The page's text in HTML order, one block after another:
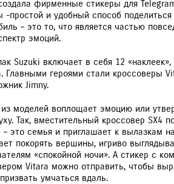
JIMNY
ПРОВЕРКА УГЛОВ
ПРИ ВЫПОЛНЕНИИ
фирменные стикеры для
-простой и удобный способ
– это то, что является частью
эмоций.
Suzuki включает в себя 12
Главными героями стали кроссоверы
Jimny.
моделей воплощает эмоцию или
Так, вместительный кроссовер SX4
– это семья и приглашает к вылазкам
покорять вершины, игриво
«спокойной ночи». А стикер с
Vitara можно отправить, чтобы
умчаться вдаль.